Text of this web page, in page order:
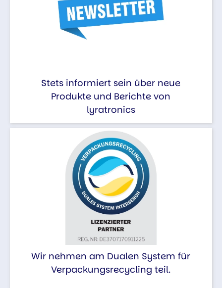
Stets informiert sein über neue
Produkte und Berichte von
lyratronics
Wir nehmen am Dualen System für
Verpackungsrecycling teil.